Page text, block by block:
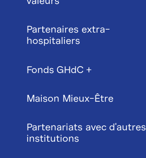
Partenaires extra-
hospitaliers
Fonds GHdC +
Maison Mieux-Être
Partenariats avec d'autres
institutions